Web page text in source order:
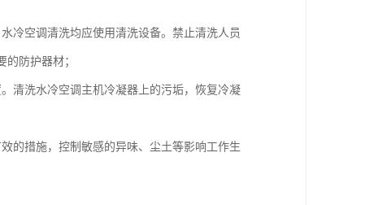
冷空调清洗均应使用清洗设备。禁止清洗人员
防护器材；
清洗水冷空调主机冷凝器上的污垢，恢复冷凝
的措施，控制敏感的异味、尘土等影响工作生